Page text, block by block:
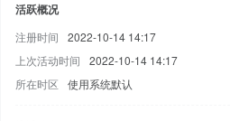
活跃概况
注册时间 2022-10-14 14:17
上次活动时间
2022-10-14 14:17
所在时区
使用系统默认